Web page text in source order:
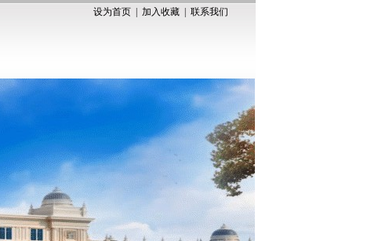
设为首页 加入收藏 联系我们